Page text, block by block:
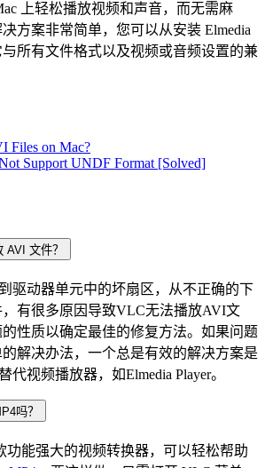
上轻松播放视频和声音，而无需麻
方案非常简单，您可以从安装 Elmedia
所有文件格式以及视频或音频设置的兼
Files on Mac?
Support UNDF Format [Solved]
文件？
驱动器单元中的坏扇区，从不正确的下
有很多原因导致VLC无法播放AVI文
性质以确定最佳的修复方法。如果问题
解决办法，一个总是有效的解决方案是
视频播放器，如Elmedia Player。
吗？
功能强大的视频转换器，可以轻松帮助